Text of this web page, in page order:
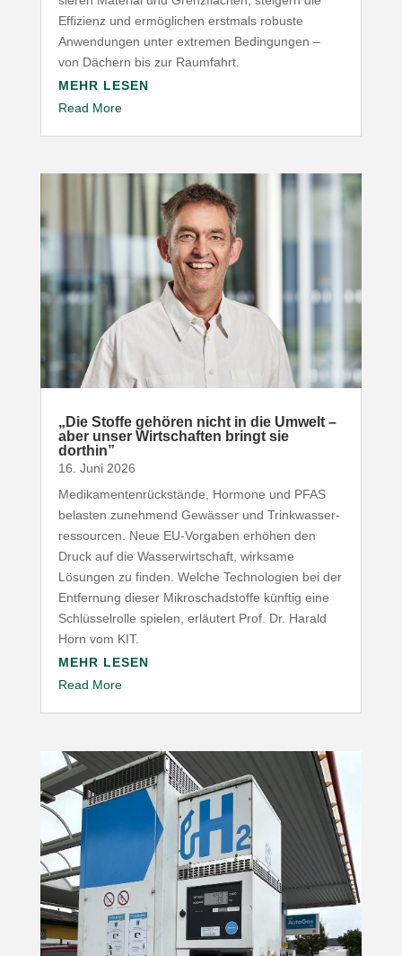
Effizienz und ermög­lichen erstmals robuste
Anwen­dungen unter extremen Bedin­gungen –
von Dächern bis zur Raumfahrt.
MEHR LESEN
Read More
„ Die Stoffe gehören nicht in die Umwelt –
aber unser Wirt­schaften bringt sie
dorthin”
16. Juni 2026
Medi­ka­men­ten­rück­stände, Hormone und PFAS
belasten zunehmend Gewässer und Trink­was­ser­
res­sourcen. Neue EU-​Vorgaben erhöhen den
Druck auf die Wasser­wirt­schaft, wirksame
Lösungen zu finden. Welche Tech­no­logien bei der
Entfernung dieser Mikro­schad­stoffe künftig eine
Schlüs­sel­rolle spielen, erläutert Prof. Dr. Harald
Horn vom KIT.
MEHR LESEN
Read More